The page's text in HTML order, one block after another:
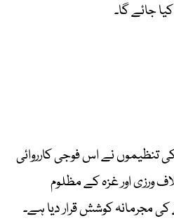
جائے گا۔
تنظیموں نے اس فوجی کارروائی
ورزی اور غزہ کے مظلوم
مجرمانہ کوشش قرار دیا ہے۔